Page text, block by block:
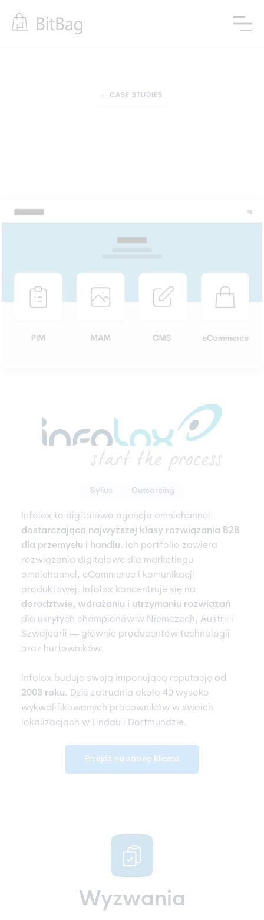
← CASE STUDIES
Sylius Outsorcing
Infolox to digitalowa agencja omnichannel
dostarczająca najwyższej klasy rozwiązania B2B
dla przemysłu i handlu.
Ich portfolio zawiera
rozwiązania digitalowe dla marketingu
omnichannel, eCommerce i komunikacji
produktowej. Infolox koncentruje się na
doradztwie, wdrażaniu i utrzymaniu rozwiązań
dla ukrytych championów w Niemczech, Austrii i
Szwajcarii — głównie producentów technologii
oraz hurtowników.
Infolox buduje swoją imponującą reputację od
2003 roku. Dziś zatrudnia około 40 wysoko
wykwalifikowanych pracowników w swoich
lokalizacjach w Lindau i Dortmundzie.
Przejdź na stronę klienta
Wyzwania